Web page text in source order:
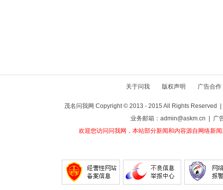
关于问我 版权声明 广告合作
茂名问我网 Copyright © 2013 - 2015 All Rights Reserved
业务邮箱：admin@askm.cn | 广
欢迎您访问问我网，本站部分新闻和内容源自网络新